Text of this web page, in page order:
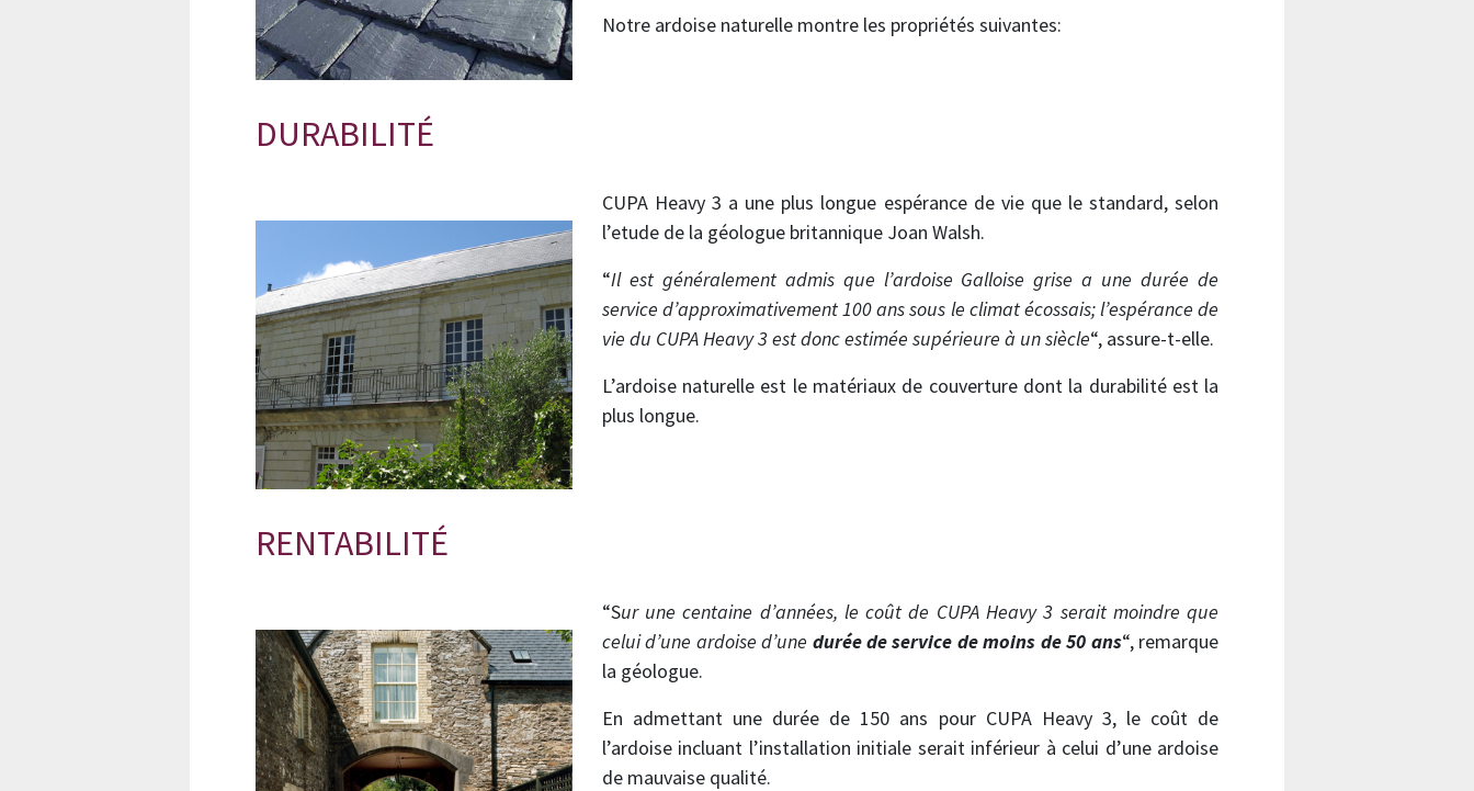
Notre ardoise naturelle montre les propriétés suivantes:
DURABILITÉ
CUPA Heavy 3 a une plus longue espérance de vie que le standard, selon
l’etude de la géologue britannique Joan Walsh.
“Il est généralement admis que l’ardoise Galloise grise a une durée de
service d’approximativement 100 ans sous le climat écossais; l’espérance de
vie du CUPA Heavy 3 est donc estimée supérieure à un siècle“, assure-t-elle.
L’ardoise naturelle est le matériaux de couverture dont la durabilité est la
plus longue.
RENTABILITÉ
“Sur une centaine d’années, le coût de CUPA Heavy 3 serait moindre que
celui d’une ardoise d’une durée de service de moins de 50 ans“, remarque
la géologue.
En admettant une durée de 150 ans pour CUPA Heavy 3, le coût de
l’ardoise incluant l’installation initiale serait inférieur à celui d’une ardoise
de mauvaise qualité.